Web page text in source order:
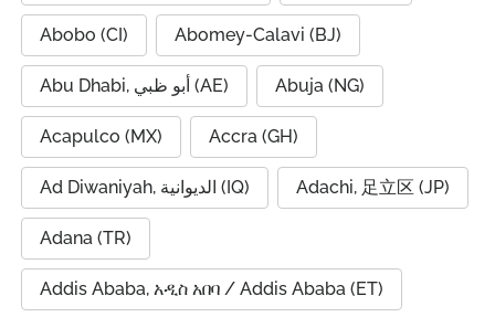
Abobo (CI) Abomey-Calavi (BJ)
Abu Dhabi, أبو ظبي (AE) Abuja (NG)
Acapulco (MX) Accra (GH)
Ad Diwaniyah, الديوانية (IQ) Adachi, 足立区 (JP)
Adana (TR)
Addis Ababa, አዲስ አበባ / Addis Ababa (ET)